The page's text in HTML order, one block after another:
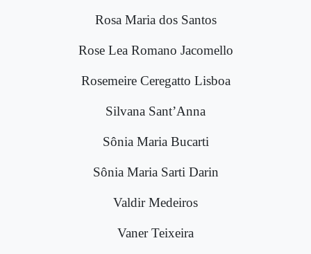
Rosa Maria dos Santos
Rose Lea Romano Jacomello
Rosemeire Ceregatto Lisboa
Silvana Sant’Anna
Sônia Maria Bucarti
Sônia Maria Sarti Darin
Valdir Medeiros
Vaner Teixeira